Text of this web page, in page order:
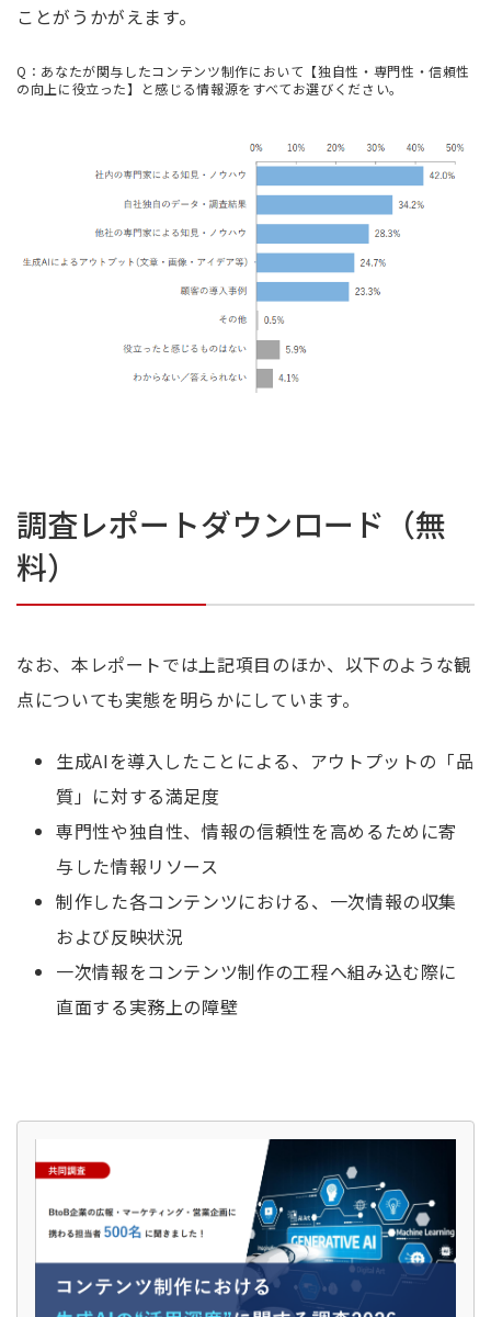
ことがうかがえます。
Q：あなたが関与したコンテンツ制作において【独自性・専門性・信頼性
の向上に役立った】と感じる情報源をすべてお選びください。
調査レポートダウンロード（無
料）
なお、本レポートでは上記項目のほか、以下のような観
点についても実態を明らかにしています。
生成AIを導入したことによる、アウトプットの「品
質」に対する満足度
専門性や独自性、情報の信頼性を高めるために寄
与した情報リソース
制作した各コンテンツにおける、一次情報の収集
および反映状況
一次情報をコンテンツ制作の工程へ組み込む際に
直面する実務上の障壁